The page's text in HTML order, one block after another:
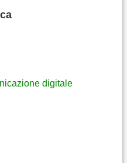
digitale